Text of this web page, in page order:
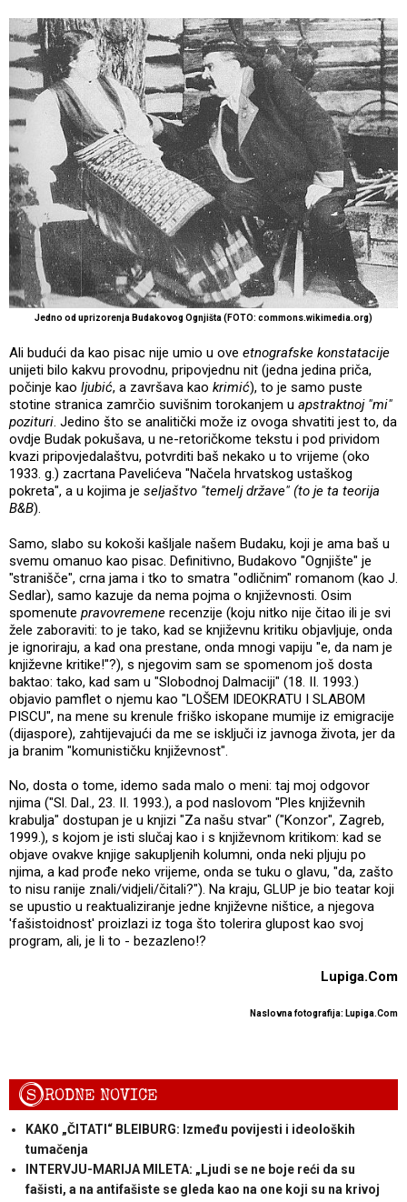
Jedno od uprizorenja Budakovog Ognjišta (FOTO: commons.wikimedia.org)
Ali budući da kao pisac nije umio u ove etnografske konstatacije
unijeti bilo kakvu provodnu, pripovjednu nit (jedna jedina priča,
počinje kao ljubić, a završava kao krimić), to je samo puste
stotine stranica zamrčio suvišnim torokanjem u apstraktnoj "mi"
pozituri. Jedino što se analitički može iz ovoga shvatiti jest to, da
ovdje Budak pokušava, u ne-retoričkome tekstu i pod prividom
kvazi pripovjedalaštvu, potvrditi baš nekako u to vrijeme (oko
1933. g.) zacrtana Pavelićeva "Načela hrvatskog ustaškog
pokreta", a u kojima je seljaštvo "temelj države" (to je ta teorija
B&B).
Samo, slabo su kokoši kašljale našem Budaku, koji je ama baš u
svemu omanuo kao pisac. Definitivno, Budakovo "Ognjište" je
"stranišče", crna jama i tko to smatra "odličnim" romanom (kao J.
Sedlar), samo kazuje da nema pojma o književnosti. Osim
spomenute pravovremene recenzije (koju nitko nije čitao ili je svi
žele zaboraviti: to je tako, kad se književnu kritiku objavljuje, onda
je ignoriraju, a kad ona prestane, onda mnogi vapiju "e, da nam je
književne kritike!"?), s njegovim sam se spomenom još dosta
baktao: tako, kad sam u "Slobodnoj Dalmaciji" (18. II. 1993.)
objavio pamflet o njemu kao "LOŠEM IDEOKRATU I SLABOM
PISCU", na mene su krenule friško iskopane mumije iz emigracije
(dijaspore), zahtijevajući da me se isključi iz javnoga života, jer da
ja branim "komunističku književnost".
No, dosta o tome, idemo sada malo o meni: taj moj odgovor
njima ("Sl. Dal., 23. II. 1993.), a pod naslovom "Ples književnih
krabulja" dostupan je u knjizi "Za našu stvar" ("Konzor", Zagreb,
1999.), s kojom je isti slučaj kao i s književnom kritikom: kad se
objave ovakve knjige sakupljenih kolumni, onda neki pljuju po
njima, a kad prođe neko vrijeme, onda se tuku o glavu, "da, zašto
to nisu ranije znali/vidjeli/čitali?"). Na kraju, GLUP je bio teatar koji
se upustio u reaktualiziranje jedne književne ništice, a njegova
'fašistoidnost' proizlazi iz toga što tolerira glupost kao svoj
program, ali, je li to - bezazleno!?
Lupiga.Com
Naslovna fotografija: Lupiga.Com
SRODNE NOVICE
KAKO „ČITATI“ BLEIBURG: Između povijesti i ideoloških
tumačenja
INTERVJU-MARIJA MILETA: „Ljudi se ne boje reći da su
fašisti, a na antifašiste se gleda kao na one koji su na krivoj